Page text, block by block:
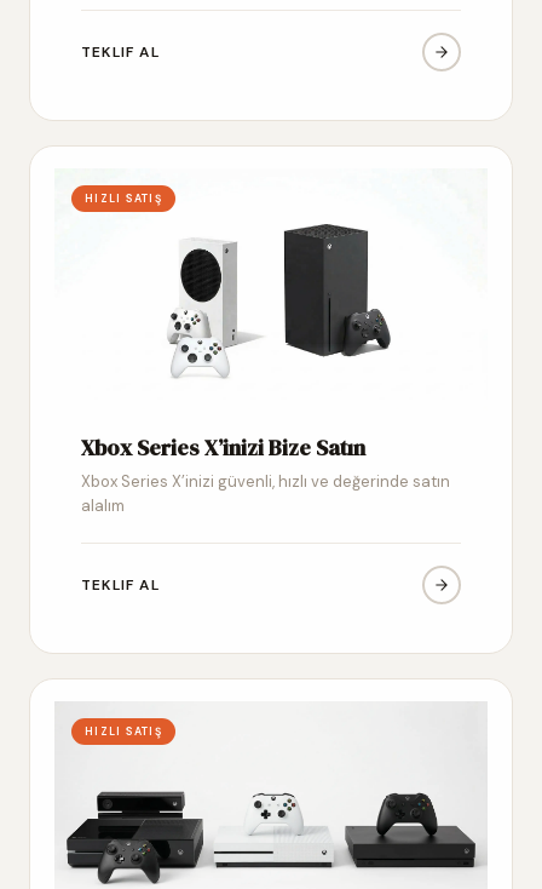
TEKLIF AL
HIZLI SATIŞ
Xbox Series X’inizi Bize Satın
Xbox Series X’inizi güvenli, hızlı ve değerinde satın
alalım
TEKLIF AL
HIZLI SATIŞ